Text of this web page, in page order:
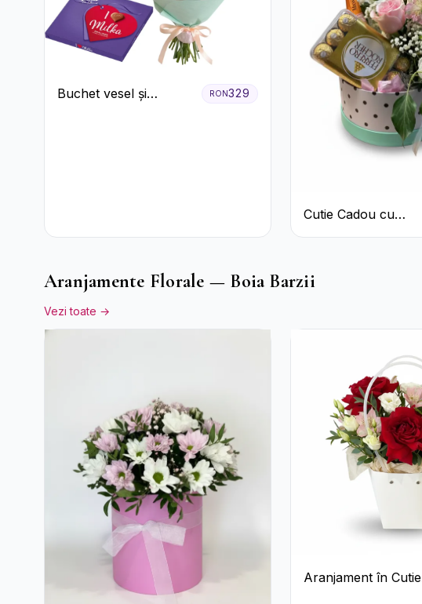
Buchet vesel și
RON329
Cutie Cadou cu
Prosecco Mionetto
Aranjamente Florale — Boia Barzii
Vezi toate →
Aranjament în Cutie